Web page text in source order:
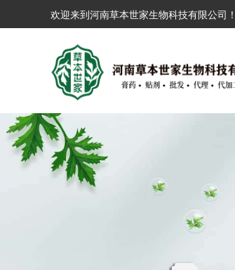
欢迎来到河南草本世家生物科技有限公司！